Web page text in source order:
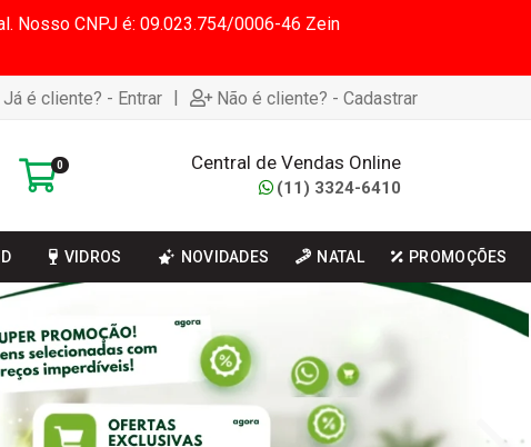
Nosso CNPJ é: 09.023.754/0006-46 Zein
Já é cliente? - Entrar | Não é cliente? - Cadastrar
0 Central de Vendas Online
(11) 3324-6410
VIDROS NOVIDADES NATAL PROMOÇÕES